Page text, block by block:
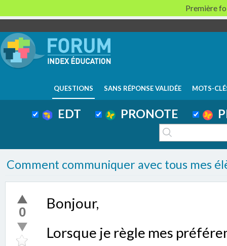
QUESTIONS SANS RÉPONSE VALIDÉE MOTS-
EDT PRONOTE
Comment communiquer avec tous mes
0
Bonjour,
Lorsque je règle mes
Première